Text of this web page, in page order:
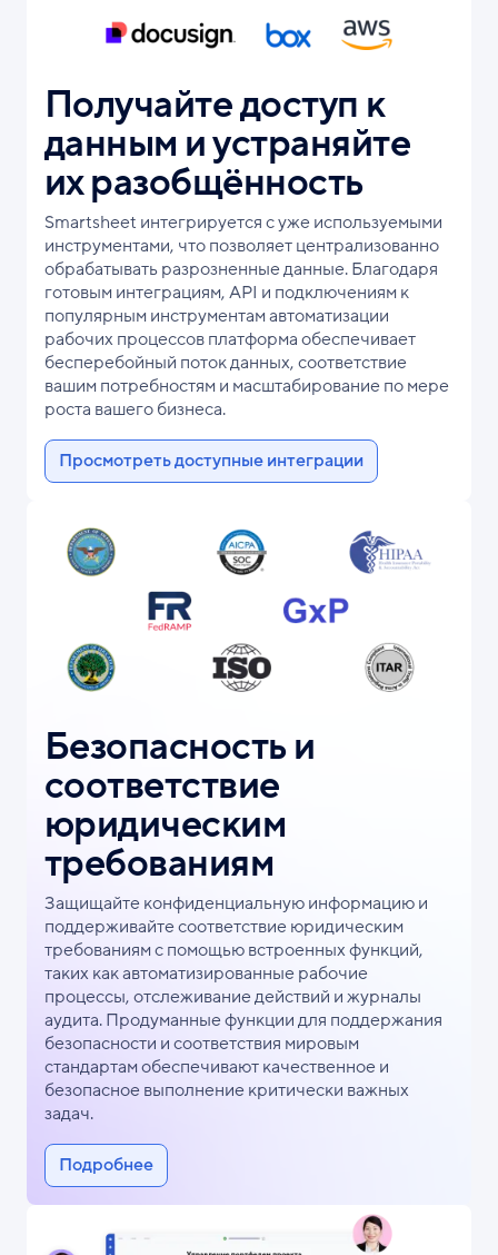
Получайте доступ к
данным и устраняйте
их разобщённость
Smartsheet интегрируется с уже используемыми
инструментами, что позволяет централизованно
обрабатывать разрозненные данные. Благодаря
готовым интеграциям, API и подключениям к
популярным инструментам автоматизации
рабочих процессов платформа обеспечивает
бесперебойный поток данных, соответствие
вашим потребностям и масштабирование по мере
роста вашего бизнеса.
Просмотреть доступные интеграции
Безопасность и
соответствие
юридическим
требованиям
Защищайте конфиденциальную информацию и
поддерживайте соответствие юридическим
требованиям с помощью встроенных функций,
таких как автоматизированные рабочие
процессы, отслеживание действий и журналы
аудита. Продуманные функции для поддержания
безопасности и соответствия мировым
стандартам обеспечивают качественное и
безопасное выполнение критически важных
задач.
Подробнее